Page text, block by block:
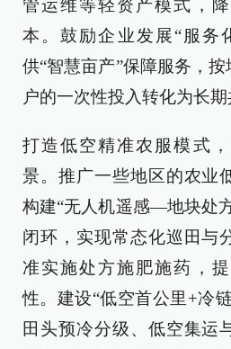
管运维等轻资产模式，
本。鼓励企业发展“服务
供“智慧亩产”保障服务，
户的一次性投入转化为长期
打造低空精准农服模式
景。推广一些地区的农业
构建“无人机遥感—地块处
闭环，实现常态化巡田与
准实施处方施肥施药，
性。建设“低空首公里+冷
田头预冷分级、低空集运